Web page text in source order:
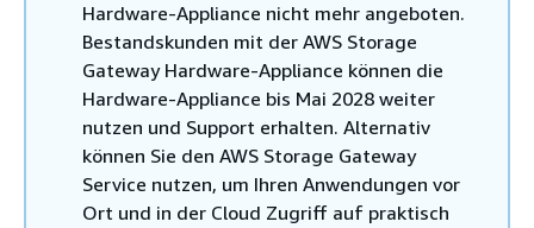
Hardware-Appliance nicht mehr angeboten.
Bestandskunden mit der AWS Storage
Gateway Hardware-Appliance können die
Hardware-Appliance bis Mai 2028 weiter
nutzen und Support erhalten. Alternativ
können Sie den AWS Storage Gateway
Service nutzen, um Ihren Anwendungen vor
Ort und in der Cloud Zugriff auf praktisch